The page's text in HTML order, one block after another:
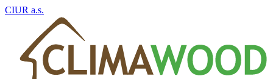
CIUR a.s.